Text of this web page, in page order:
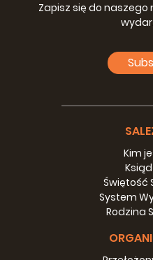
Zapisz się do
Kim
Świętość
System
Rodzina